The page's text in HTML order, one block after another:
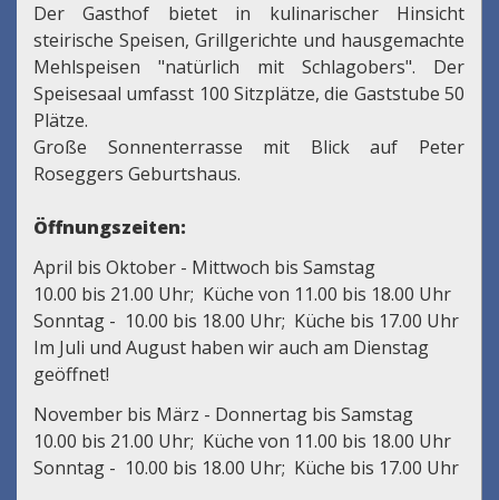
Der Gasthof bietet in kulinarischer Hinsicht
steirische Speisen, Grillgerichte und hausgemachte
Mehlspeisen "natürlich mit Schlagobers". Der
Speisesaal umfasst 100 Sitzplätze, die Gaststube 50
Plätze.
Große Sonnenterrasse mit Blick auf Peter
Roseggers Geburtshaus.
Öffnungszeiten:
April bis Oktober - Mittwoch bis Samstag
10.00 bis 21.00 Uhr; Küche von 11.00 bis 18.00 Uhr
Sonntag - 10.00 bis 18.00 Uhr; Küche bis 17.00 Uhr
Im Juli und August haben wir auch am Dienstag
geöffnet!
November bis März - Donnertag bis Samstag
10.00 bis 21.00 Uhr; Küche von 11.00 bis 18.00 Uhr
Sonntag - 10.00 bis 18.00 Uhr; Küche bis 17.00 Uhr